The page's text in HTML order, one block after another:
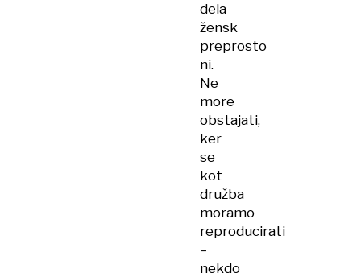
dela
žensk
preprosto
ni.
Ne
more
obstajati,
ker
se
kot
družba
moramo
reproducirati
–
nekdo